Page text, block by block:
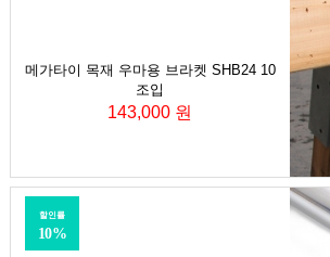
메가타이 목재 우마용 브라켓 SHB24 10
조입
143,000 원
할인률
10%